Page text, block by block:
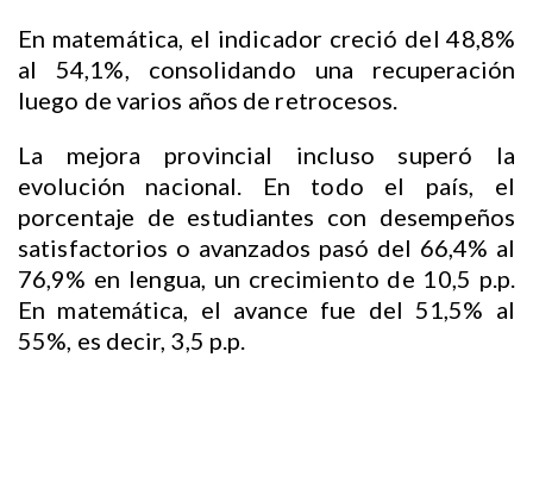
En matemática, el indicador creció del 48,8%
al 54,1%, consolidando una recuperación
luego de varios años de retrocesos.
La mejora provincial incluso superó la
evolución nacional. En todo el país, el
porcentaje de estudiantes con desempeños
satisfactorios o avanzados pasó del 66,4% al
76,9% en lengua, un crecimiento de 10,5 p.p.
En matemática, el avance fue del 51,5% al
55%, es decir, 3,5 p.p.